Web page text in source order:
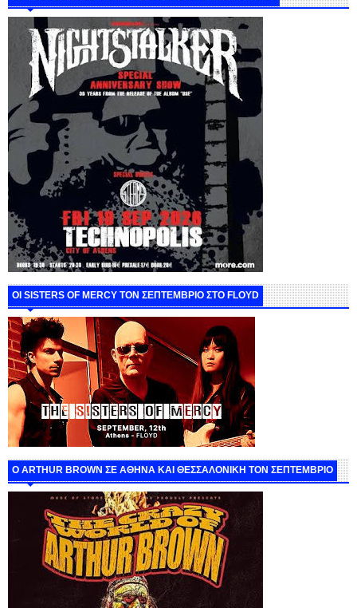
ΟΙ SISTERS OF MERCY ΤΟΝ ΣΕΠΤΕΜΒΡΙΟ ΣΤΟ FLOYD
O ARTHUR BROWN ΣΕ ΑΘΗΝΑ ΚΑΙ ΘΕΣΣΑΛΟΝΙΚΗ ΤΟΝ ΣΕΠΤΕΜΒΡΙΟ